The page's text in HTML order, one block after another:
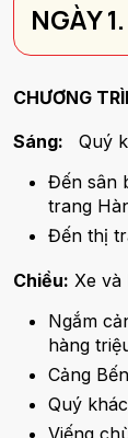
NGÀY
CHƯƠNG
Sáng:
Quý
Đến sân
trang
Đến thị
Chiều: Xe và
Ngắm
hàng
Cảng
Quý
Viếng